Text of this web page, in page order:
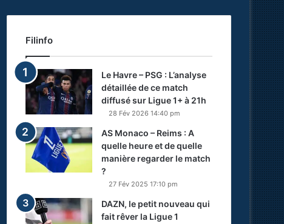
Filinfo
Le Havre – PSG : L’analyse
détaillée de ce match
diffusé sur Ligue 1+ à 21h
28 Fév 2026 14:40 pm
AS Monaco – Reims : A
quelle heure et de quelle
manière regarder le match
?
27 Fév 2025 17:10 pm
DAZN, le petit nouveau qui
fait rêver la Ligue 1